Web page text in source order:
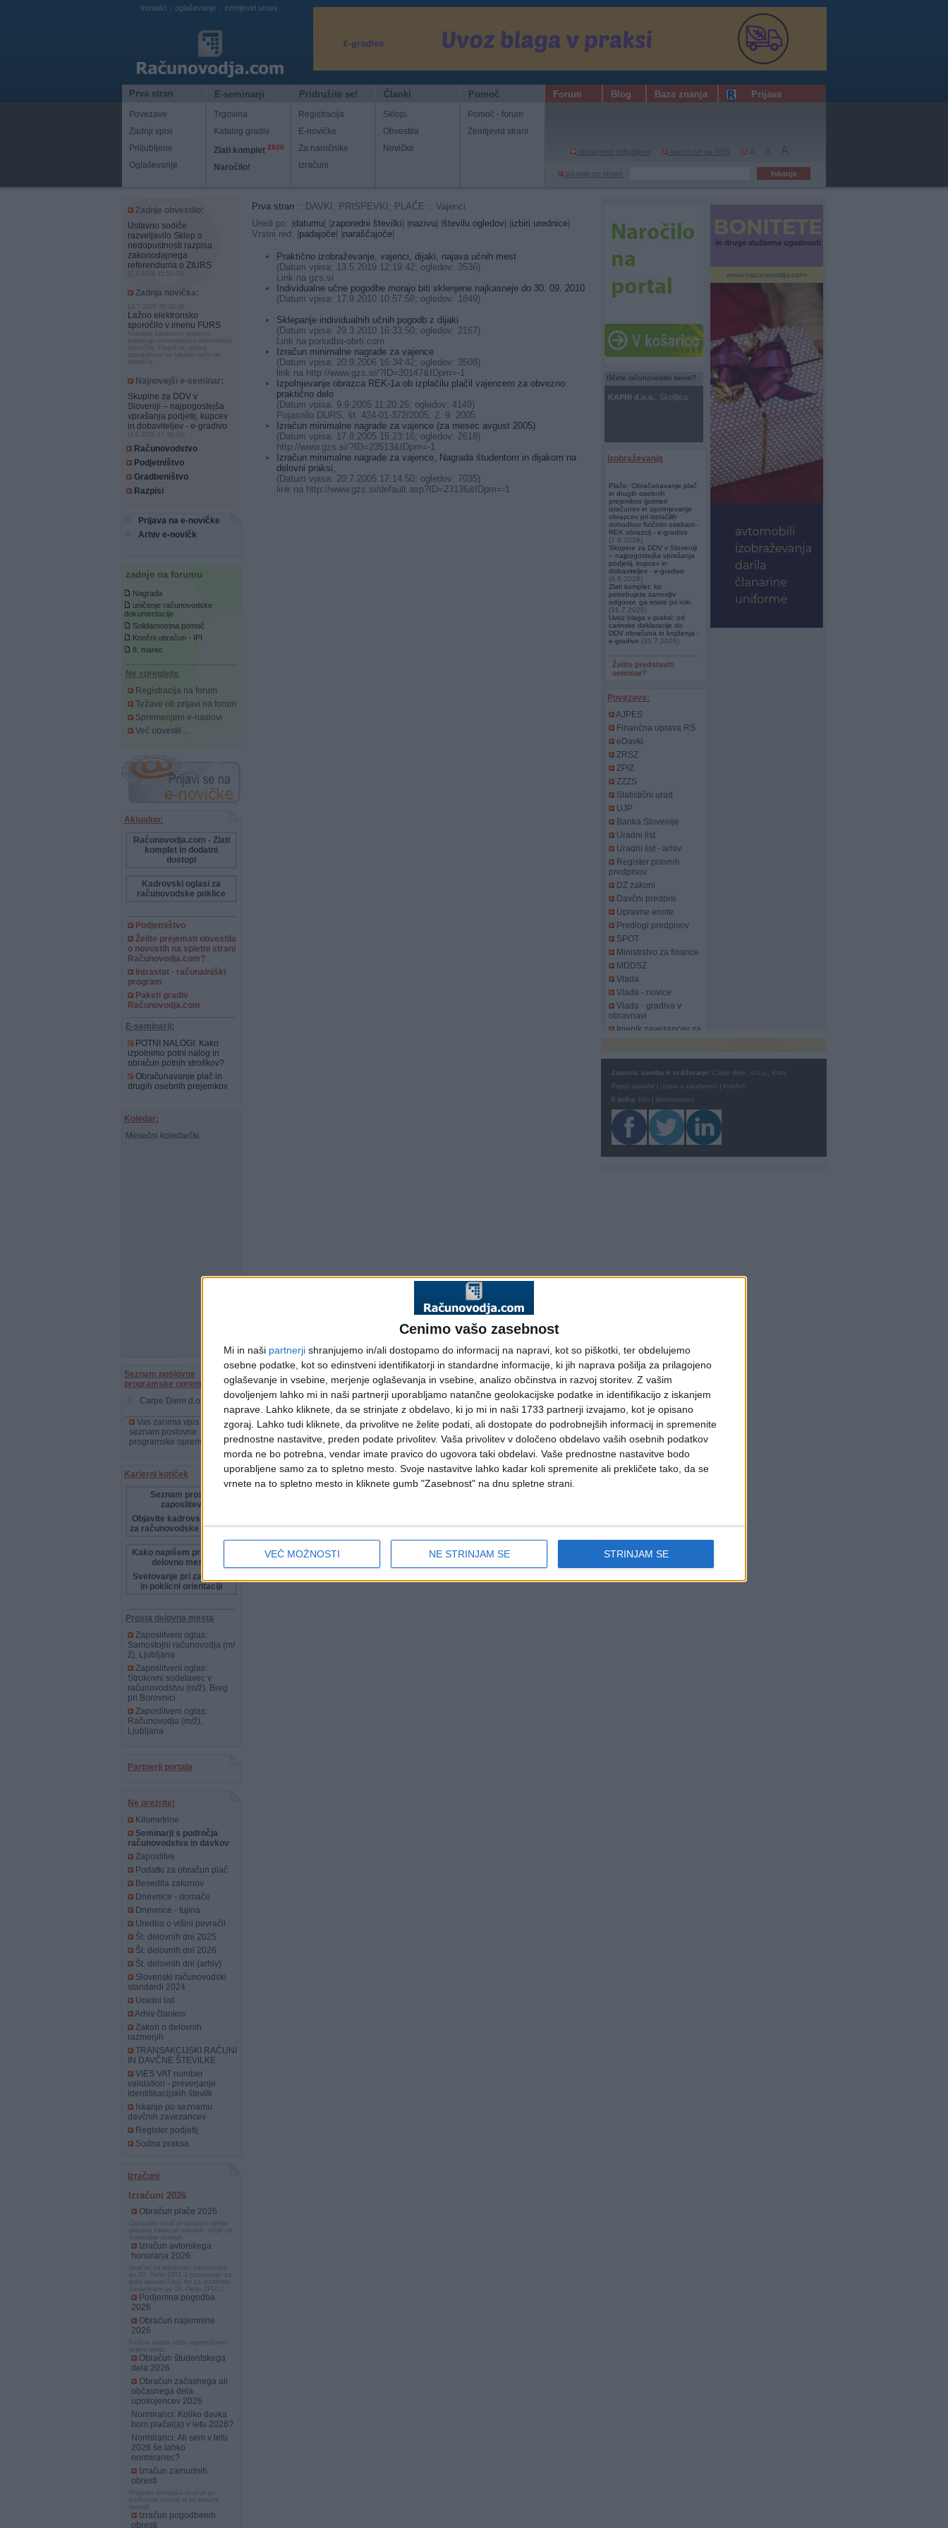
Cenimo vašo zasebnost
Mi in naši partnerji shranjujemo in/ali dostopamo do informacij na napravi, kot so piškotki, ter obdelujemo
osebne podatke, kot so edinstveni identifikatorji in standardne informacije, ki jih naprava pošilja za prilagojeno
oglaševanje in vsebine, merjenje oglaševanja in vsebine, analizo občinstva in razvoj storitev. Z vašim
dovoljenjem lahko mi in naši partnerji uporabljamo natančne geolokacijske podatke in identifikacijo z iskanjem
naprave. Lahko kliknete, da se strinjate z obdelavo, ki jo mi in naši 1733 partnerji izvajamo, kot je opisano
zgoraj. Lahko tudi kliknete, da privolitve ne želite podati, ali dostopate do podrobnejših informacij in spremenite
prednostne nastavitve, preden podate privolitev. Vaša privolitev v določeno obdelavo vaših osebnih podatkov
morda ne bo potrebna, vendar imate pravico do ugovora taki obdelavi. Vaše prednostne nastavitve bodo
uporabljene samo za to spletno mesto. Svoje nastavitve lahko kadar koli spremenite ali prekličete tako, da se
vrnete na to spletno mesto in kliknete gumb "Zasebnost" na dnu spletne strani.
VEČ MOŽNOSTI NE STRINJAM SE STRINJAM SE
kontakt oglaševanje zemljevid strani
Prva stran E-seminarji Pridružite se! Članki Pomoč Forum Blog Baza znanja Prijava
Povezave
Zadnji vpisi
Priljubljene
Oglaševanje
Trgovina
Katalog gradiv
Zlati komplet 2026
Naročilo!
Registracija
E-novičke
Za naročnike
Izračuni
Sklopi
Obvestila
Novičke
Pomoč - forum
Zemljevid strani
iskanje po strani:
Zadnje obvestilo:
Ustavno sodiče
razveljavilo Sklep o
nedopustnosti razpisa
zakonodajnega
referenduma o ZIURS
(3.8.2026 15:51:09)
Zadnja novička:
14.7.2026 20:29:58
Lažno elektronsko
sporočilo v imenu FURS
Nekateri zavezanci ponovno
prejemajo prevarantska elektronska
sporočila. Finančna uprava
zavezancev na takšen način ne
obvešča.
Najnovejši e-seminar:
Skupine za DDV v
Sloveniji – najpogostejša
vprašanja podjetij, kupcev
in dobaviteljev - e-gradivo
(4.8.2026 17:38:39)
Računovodstvo
Podjetništvo
Gradbeništvo
Razpisi
Prijava na e-novičke
Arhiv e-novičk
zadnje na forumu
Nagrada
uničenje računovodske
dokumentacije
Solidarnostna pomoč
Končni obračun - IPI
8. marec
Ne spreglejte
Registracija na forum
Težave ob prijavi na forum
Spremenjeni e-naslovi
Več obvestil ...
Aktualno:
Računovodja.com - Zlati
komplet in dodatni
dostopi
Kadrovski oglasi za
računovodske poklice
Podjetništvo
Želite prejemati obvestila
o novostih na spletni strani
Računovodja.com?
Intrastat - računalniški
program
Paketi gradiv
Računovodja.com
E-seminarji:
POTNI NALOGI: Kako
izpolnimo potni nalog in
obračun potnih stroškov?
Obračunavanje plač in
drugih osebnih prejemkov
Koledar:
Mesečni koledarčki
Seznam poslovne
programske opreme
Carpe Diem d.o.o., Kranj
Vas zanima vpis v
seznam poslovne
programske opreme?
Karierni kotiček
Seznam prostih
zaposlitev
Objavite kadrovski oglas
za računovodske poklice!
Kako napišem prijavo na
delovno mesto
Svetovanje pri zaposlitvi
in poklicni orientaciji
Prosta delovna mesta
Zaposlitveni oglas:
Samostojni računovodja (m/
ž), Ljubljana
Zaposlitveni oglas:
Strokovni sodelavec v
računovodstvu (m/ž), Breg
pri Borovnici
Zaposlitveni oglas:
Računovodja (m/ž),
Ljubljana
Partnerji portala
Ne prezrite!
Kilometrine
Seminarji s področja
računovodstva in davkov
Zaposlitve
Podatki za obračun plač
Besedila zakonov
Dnevnice - domače
Dnevnice - tujina
Uredba o višini povračil
Št. delovnih dni 2025
Št. delovnih dni 2026
Št. delovnih dni (arhiv)
Slovenski računovodski
standardi 2024
Uradni list
Arhiv člankov
Zakon o delovnih
razmerjih
TRANSAKCIJSKI RAČUNI
IN DAVČNE ŠTEVILKE
VIES VAT number
validation - preverjanje
Identifikacijskih številk
Iskanje po seznamu
davčnih zavezancev
Register podjetij
Sodna praksa
Izračuni
Izračuni 2026
Obračun plače 2026
Opozorilo: Izračun trenutno deluje
pravilno samo pri zneskih, višjih od
minimalne osnove.
Izračun avtorskega
honorarja 2026
Izračun za rezidente, zavarovane
po 20. členu ZPIZ-2 (zavarovan za
polni delovni čas), ter za rezidente,
zavarovane po 18. členu ZPIZ-2.
Podjemna pogodba
2026
Obračun najemnine
2026
Fizična oseba odda nepremičnino
pravni osebi.
Obračun študentskega
dela 2026
Obračun začasnega ali
občasnega dela
upokojencev 2026
Normiranci: Koliko davka
bom plačal(a) v letu 2026?
Normiranci: Ali sem v letu
2026 še lahko
normiranec?
Izračun zamudnih
obresti
Program omogoča izračun po
konformni metodi in po linearni
metodi.
Izračun pogodbenih
obresti
Prva stran :: DAVKI, PRISPEVKI, PLAČE :: Vajenci
Uredi po: | datumu zaporedni številki nazivu številu ogledov izbiri urednice
Vrstni red: | padajoče naraščajoče
Praktično izobraževanje, vajenci, dijaki, najava učnih mest
(Datum vpisa: 13.5.2019 12:19:42; ogledov: 3536)
Link na gzs.si
Individualne učne pogodbe morajo biti sklenjene najkasneje do 30. 09. 2010
(Datum vpisa: 17.9.2010 10:57:58; ogledov: 1849)
Sklepanje individualnih učnih pogodb z dijaki
(Datum vpisa: 29.3.2010 16:33:50; ogledov: 2167)
Link na ponudba-obrti.com
Izračun minimalne nagrade za vajence
(Datum vpisa: 20.9.2006 16:34:42; ogledov: 3508)
link na http://www.gzs.si/?ID=30147&IDpm=-1
Izpolnjevanje obrazca REK-1a ob izplačilu plačil vajencem za obvezno
praktično delo
(Datum vpisa: 9.9.2005 11:20:26; ogledov: 4149)
Pojasnilo DURS, št. 424-01-372/2005, 2. 9. 2005
Izračun minimalne nagrade za vajence (za mesec avgust 2005)
(Datum vpisa: 17.8.2005 15:23:16; ogledov: 2618)
http://www.gzs.si/?ID=23513&IDpm=-1
Izračun minimalne nagrade za vajence, Nagrada študentom in dijakom na
delovni praksi,
(Datum vpisa: 20.7.2005 17:14:50; ogledov: 7035)
link na http://www.gzs.si/default.asp?ID=23136&IDpm=-1
Iščete računovodski servis?
KAPRI d.o.o. , Škofljica
Izobraževanja
Plače: Obračunavanje plač
in drugih osebnih
prejemkov (primeri
izračunov in izpolnjevanje
obrazcev pri izplačilih
dohodkov fizičnim osebam -
REK obrazci) - e-gradivo
(7.8.2026)
Skupine za DDV v Sloveniji
– najpogostejša vprašanja
podjetij, kupcev in
dobaviteljev - e-gradivo
(4.8.2026)
Zlati komplet: ko
potrebujete zanesljiv
odgovor, ga imate pri roki
(31.7.2026)
Uvoz blaga v praksi: od
carinske deklaracije do
DDV obračuna in knjiženja -
e-gradivo (31.7.2026)
Želite predstaviti
seminar?
Povezave:
AJPES
Finančna uprava RS
eDavki
ZRSZ
ZPIZ
ZZZS
Statistični urad
UJP
Banka Slovenije
Uradni list
Uradni list - arhiv
Register pravnih
predpisov
DZ zakoni
Davčni predpisi
Upravne enote
Predlogi predpisov
SPOT
Ministrstvo za finance
MDDSZ
Vlada
Vlada - novice
Vlada - gradiva v
obravnavi
Imenik zavezancev za
Zasnova, izvedba in vzdrževanje: Carpe diem, d.o.o., Kranj
Pogoji uporabe
Izjava o zasebnosti
Kolofon
E-pošta:
Info Webmistress